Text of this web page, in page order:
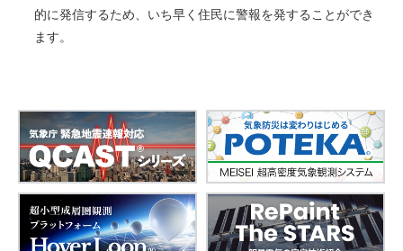
的に発信するため、いち早く住民に警報を発することができ
ます。